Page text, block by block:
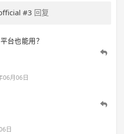
#3 回复
台也能用？
06月06日
日